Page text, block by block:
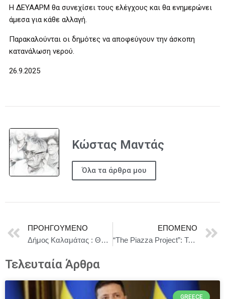
Η ΔΕΥΑΑΡΜ θα συνεχίσει τους ελέγχους και θα ενημερώνει
άμεσα για κάθε αλλαγή.
Παρακαλούνται οι δημότες να αποφεύγουν την άσκοπη
κατανάλωση νερού.
26.9.2025
Κώστας Μαντάς
Όλα τα άρθρα μου
ΠΡΟΗΓΟΎΜΕΝΟ
Δήμος Καλαμάτας : Θα ηχήσουν δοκιμαστικά οι σειρήνες συναγερμού την Τετάρτη 1 Οκτωβρίου 2025
ΕΠΌΜΕΝΟ
“The Piazza Project”: To πιο εντυπωσιακό Grand Opening Weekend Party στο “Regency Casino Thessaloniki”, που σηματοδοτεί την έναρξη μιας νέας εμπειρίας στη διασκέδαση!
Τελευταία Άρθρα
GREECE